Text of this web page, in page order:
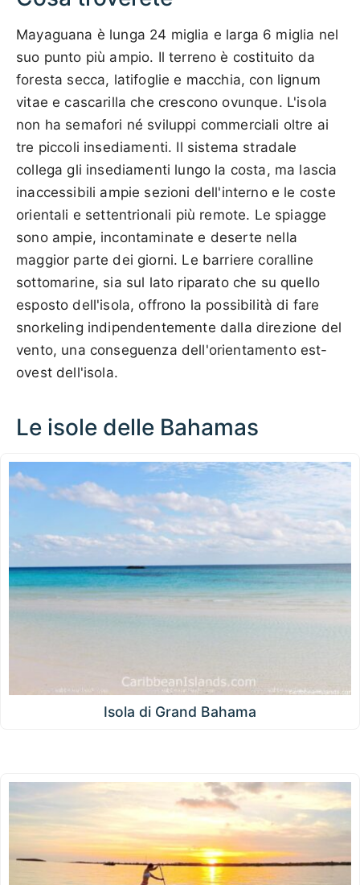
Mayaguana è lunga 24 miglia e larga 6 miglia nel
suo punto più ampio. Il terreno è costituito da
foresta secca, latifoglie e macchia, con lignum
vitae e cascarilla che crescono ovunque. L'isola
non ha semafori né sviluppi commerciali oltre ai
tre piccoli insediamenti. Il sistema stradale
collega gli insediamenti lungo la costa, ma lascia
inaccessibili ampie sezioni dell'interno e le coste
orientali e settentrionali più remote. Le spiagge
sono ampie, incontaminate e deserte nella
maggior parte dei giorni. Le barriere coralline
sottomarine, sia sul lato riparato che su quello
esposto dell'isola, offrono la possibilità di fare
snorkeling indipendentemente dalla direzione del
vento, una conseguenza dell'orientamento est-
ovest dell'isola.
Le isole delle Bahamas
Isola di Grand Bahama